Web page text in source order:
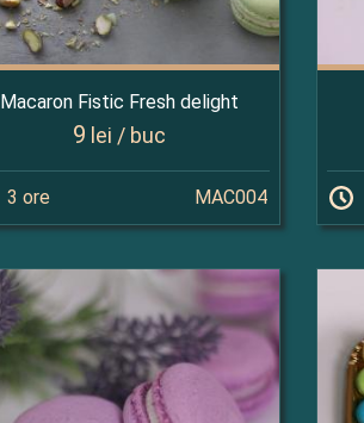
Macaron Fistic Fresh delight
9 lei / buc
3 ore MAC004